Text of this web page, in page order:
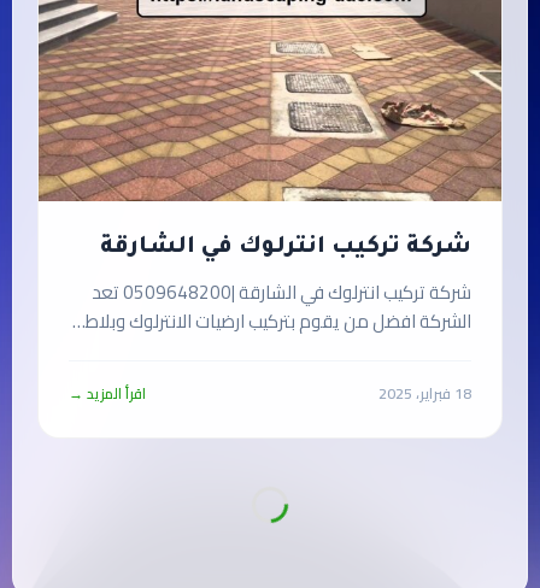
شركة تركيب انترلوك في الشارقة
شركة تركيب انترلوك في الشارقة |0509648200 تعد
الشركة افضل من يقوم بتركيب ارضيات الانترلوك وبلاط…
18 فبراير، 2025 اقرأ المزيد →